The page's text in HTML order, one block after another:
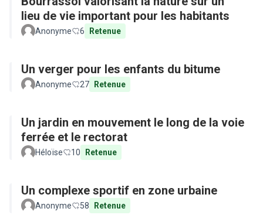
lieu de vie important pour les habitants
Anonyme 6 Retenue
Un verger pour les enfants du bitume
Anonyme 27 Retenue
Un jardin en mouvement le long de la voie
ferrée et le rectorat
Héloïse 10 Retenue
Un complexe sportif en zone urbaine
Anonyme 58 Retenue